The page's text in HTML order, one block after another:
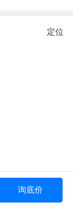
定位
询底价